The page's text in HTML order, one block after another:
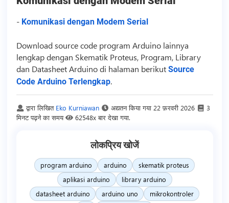
- Komunikasi dengan Modem Serial
Downloadsource codeprogram Arduino lainnya
lengkap dengan Skematik Proteus, Program, Library
dan Datasheet Arduino di halaman berikut Source
Code Arduino Terlengkap.
द्वारा लिखित Eko Kurniawan अद्यतन किया गया 22 फ़रवरी 2026
3
मिनट पढ़ने का समय
62548x बार देखा गया.
लोकप्रिय खोजें
program arduino arduino
skematik proteus
aplikasi arduino
library arduino
datasheet arduino
arduino uno
mikrokontroler